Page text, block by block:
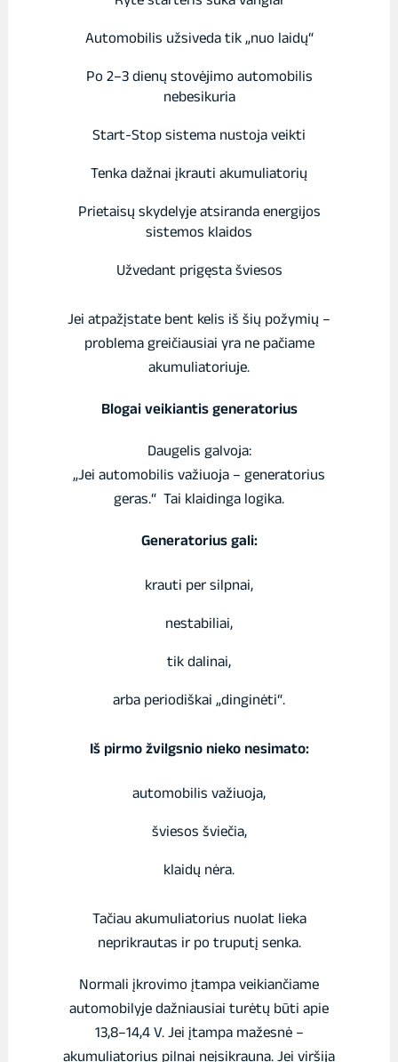
Automobilis užsiveda tik „nuo laidų“
Po 2–3 dienų stovėjimo automobilis
nebesikuria
Start-Stop sistema nustoja veikti
Tenka dažnai įkrauti akumuliatorių
Prietaisų skydelyje atsiranda energijos
sistemos klaidos
Užvedant prigęsta šviesos
Jei atpažįstate bent kelis iš šių požymių –
problema greičiausiai yra ne pačiame
akumuliatoriuje.
Blogai veikiantis generatorius
Daugelis galvoja:
„Jei automobilis važiuoja – generatorius
geras.“ Tai klaidinga logika.
Generatorius gali:
krauti per silpnai,
nestabiliai,
tik dalinai,
arba periodiškai „dinginėti“.
Iš pirmo žvilgsnio nieko nesimato:
automobilis važiuoja,
šviesos šviečia,
klaidų nėra.
Tačiau akumuliatorius nuolat lieka
neprikrautas ir po truputį senka.
Normali įkrovimo įtampa veikiančiame
automobilyje dažniausiai turėtų būti apie
13,8–14,4 V. Jei įtampa mažesnė –
akumuliatorius pilnai neįsikrauna. Jei viršija